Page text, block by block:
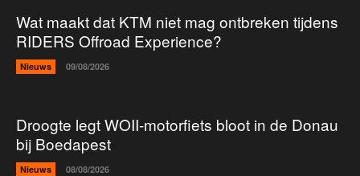
Wat maakt dat KTM niet mag ontbreken tijdens
RIDERS Offroad Experience?
Nieuws 09/08/2026
Droogte legt WOII-motorfiets bloot in de Donau
bij Boedapest
Nieuws 08/08/2026